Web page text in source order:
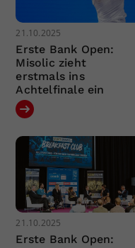
21.10.2025
Erste Bank Open:
Misolic zieht
erstmals ins
Achtelfinale ein
21.10.2025
Erste Bank Open: